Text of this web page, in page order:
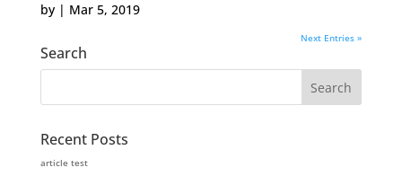
by | Mar 5, 2019
Next Entries »
Search
Recent Posts
article test